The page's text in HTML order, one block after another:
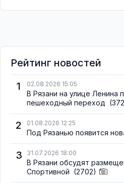
Рейтинг новостей
1
02.08.2026 15:05
В Рязани на улице Ленина
пешеходный переход
2 01.08.2026 12:25
Под Рязанью появится
3 31.07.2026 18:00
В Рязани обсудят
Спортивной (2702)